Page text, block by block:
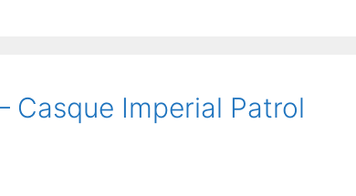
Casque Imperial Patrol